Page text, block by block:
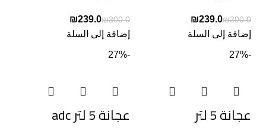
₪300.0
₪239.0
إضافة إلى السلة
₪300.0
₪239.0
إضافة إلى السلة
-27%
عجانة 5 لتر
-27%
عجانة 5 لتر adc